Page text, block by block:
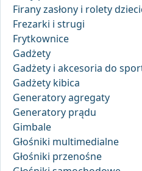
Firany zasłony i rolety
Frezarki i strugi
Frytkownice
Gadżety
Gadżety i akcesoria do
Gadżety kibica
Generatory agregaty
Generatory prądu
Gimbale
Głośniki multimedialne
Głośniki przenośne